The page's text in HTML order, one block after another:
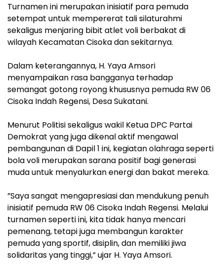
‎Turnamen ini merupakan inisiatif para pemuda
setempat untuk mempererat tali silaturahmi
sekaligus menjaring bibit atlet voli berbakat di
wilayah Kecamatan Cisoka dan sekitarnya.
‎Dalam keterangannya, H. Yaya Amsori
menyampaikan rasa bangganya terhadap
semangat gotong royong khususnya pemuda RW 06
Cisoka Indah Regensi, Desa Sukatani.
‎Menurut Politisi sekaligus wakil Ketua DPC Partai
Demokrat yang juga dikenal aktif mengawal
pembangunan di Dapil 1 ini, kegiatan olahraga seperti
bola voli merupakan sarana positif bagi generasi
muda untuk menyalurkan energi dan bakat mereka.
‎”Saya sangat mengapresiasi dan mendukung penuh
inisiatif pemuda RW 06 Cisoka Indah Regensi. Melalui
turnamen seperti ini, kita tidak hanya mencari
pemenang, tetapi juga membangun karakter
pemuda yang sportif, disiplin, dan memiliki jiwa
solidaritas yang tinggi,” ujar H. Yaya Amsori.